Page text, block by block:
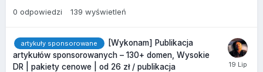
0 odpowiedzi 139 wyświetleń
artykuły sponsorowane
[Wykonam] Publikacja
artykułów sponsorowanych – 130+ domen, Wysokie
DR | pakiety cenowe | od 26 zł / publikacja